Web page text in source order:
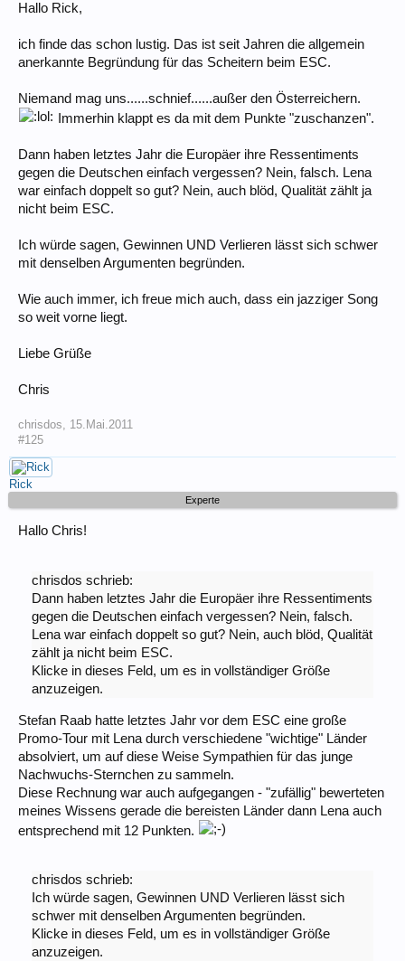
Hallo Rick,
ich finde das schon lustig. Das ist seit Jahren die allgemein
anerkannte Begründung für das Scheitern beim ESC.
Niemand mag uns......schnief......außer den Österreichern.
Immerhin klappt es da mit dem Punkte "zuschanzen".
Dann haben letztes Jahr die Europäer ihre Ressentiments
gegen die Deutschen einfach vergessen? Nein, falsch. Lena
war einfach doppelt so gut? Nein, auch blöd, Qualität zählt ja
nicht beim ESC.
Ich würde sagen, Gewinnen UND Verlieren lässt sich schwer
mit denselben Argumenten begründen.
Wie auch immer, ich freue mich auch, dass ein jazziger Song
so weit vorne liegt.
Liebe Grüße
Chris
chrisdos, 15.Mai.2011
#125
Rick
Experte
Hallo Chris!
chrisdos schrieb:
Dann haben letztes Jahr die Europäer ihre Ressentiments
gegen die Deutschen einfach vergessen? Nein, falsch.
Lena war einfach doppelt so gut? Nein, auch blöd, Qualität
zählt ja nicht beim ESC.
Klicke in dieses Feld, um es in vollständiger Größe
anzuzeigen.
Stefan Raab hatte letztes Jahr vor dem ESC eine große
Promo-Tour mit Lena durch verschiedene "wichtige" Länder
absolviert, um auf diese Weise Sympathien für das junge
Nachwuchs-Sternchen zu sammeln.
Diese Rechnung war auch aufgegangen - "zufällig" bewerteten
meines Wissens gerade die bereisten Länder dann Lena auch
entsprechend mit 12 Punkten.
chrisdos schrieb:
Ich würde sagen, Gewinnen UND Verlieren lässt sich
schwer mit denselben Argumenten begründen.
Klicke in dieses Feld, um es in vollständiger Größe
anzuzeigen.